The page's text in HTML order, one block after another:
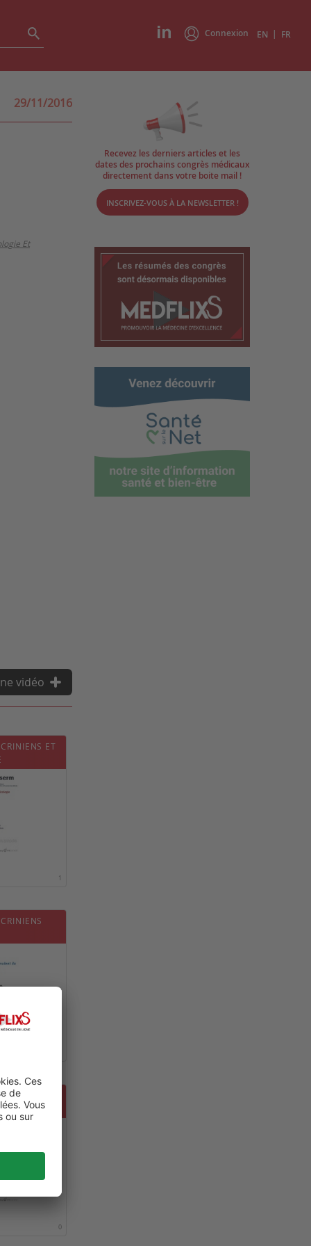
Connexion EN | FR
29/11/2016
Et
vidéo
ET
1
ET
0
Recevez les derniers articles et les
dates des prochains congrès médicaux
directement dans votre boite mail !
INSCRIVEZ-VOUS À LA NEWSLETTER !